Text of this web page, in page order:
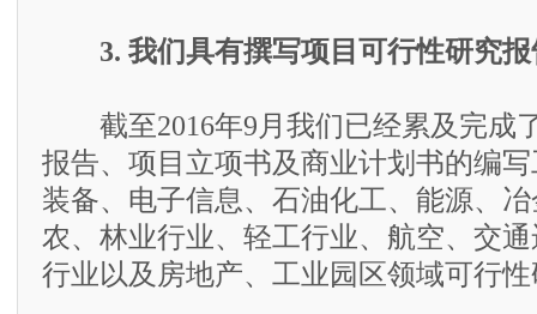
3. 我们具有撰写项目可行性研究
截至2016年9月我们已经累及完成
报告、项目立项书及商业计划书的编
装备、电子信息、石油化工、能源、
农、林业行业、轻工行业、航空、交
行业以及房地产、工业园区领域可行